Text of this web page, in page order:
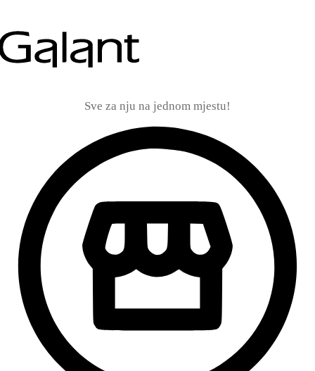
Sve za nju na jednom mjestu!